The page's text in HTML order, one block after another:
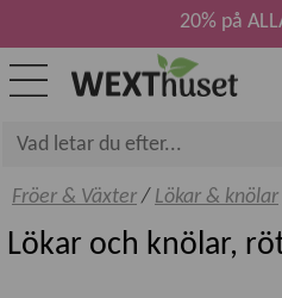
20% på
Fröer & Växter/ Lökar & knölar
Lökar och knölar,